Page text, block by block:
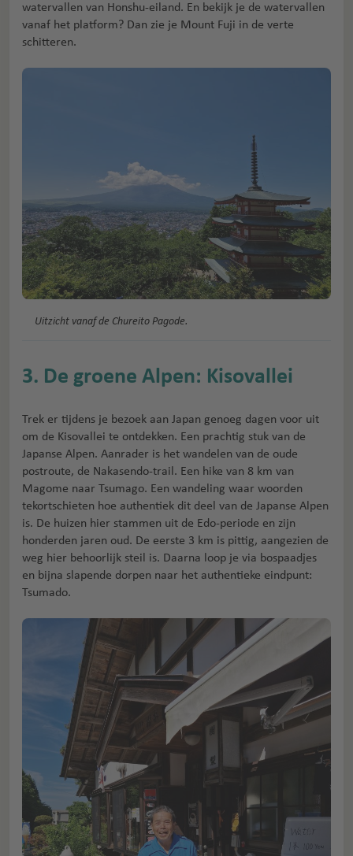
watervallen van Honshu-eiland. En bekijk je de watervallen
vanaf het platform? Dan zie je Mount Fuji in de verte
schitteren.
Uitzicht vanaf de Chureito Pagode.
3. De groene Alpen: Kisovallei
Trek er tijdens je bezoek aan Japan genoeg dagen voor uit
om de Kisovallei te ontdekken. Een prachtig stuk van de
Japanse Alpen. Aanrader is het wandelen van de oude
postroute, de Nakasendo-trail. Een hike van 8 km van
Magome naar Tsumago. Een wandeling waar woorden
tekortschieten hoe authentiek dit deel van de Japanse Alpen
is. De huizen hier stammen uit de Edo-periode en zijn
honderden jaren oud. De eerste 3 km is pittig, aangezien de
weg hier behoorlijk steil is. Daarna loop je via bospaadjes
en bijna slapende dorpen naar het authentieke eindpunt:
Tsumado.